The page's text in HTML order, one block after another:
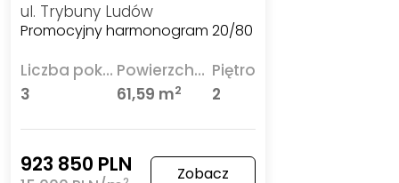
ul. Trybuny Ludów
Promocyjny harmonogram 20/80
Liczba pokoi
3
Powierzchnia
61,59 m2
Piętro
2
923 850 PLN Zobacz